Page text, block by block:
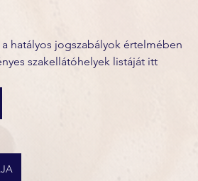
hatályos jogszabályok értelmében
szakellátóhelyek listáját itt